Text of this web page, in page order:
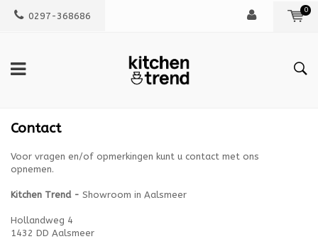
0297-368686
0
Contact
Voor vragen en/of opmerkingen kunt u contact met ons
opnemen.
Kitchen Trend - Showroom in Aalsmeer
Hollandweg 4
1432 DD Aalsmeer